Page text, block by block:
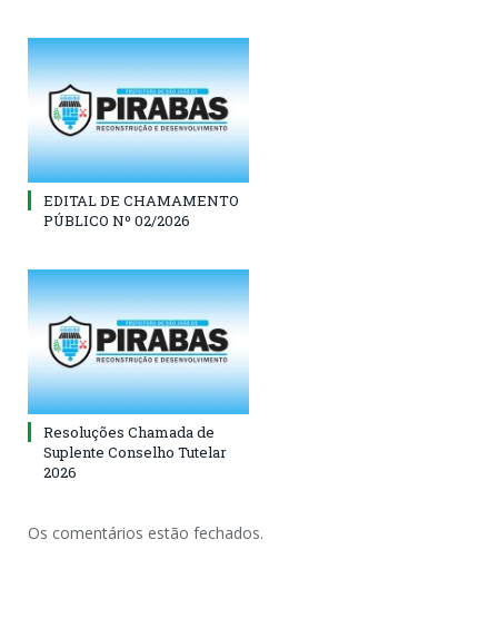
EDITAL DE CHAMAMENTO
PÚBLICO Nº 02/2026
Resoluções Chamada de
Suplente Conselho Tutelar
2026
Os comentários estão fechados.